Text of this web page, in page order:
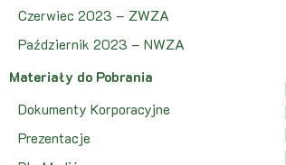
Czerwiec 2023 – ZWZA
Październik 2023 – NWZA
Materiały do Pobrania
Dokumenty Korporacyjne
Prezentacje